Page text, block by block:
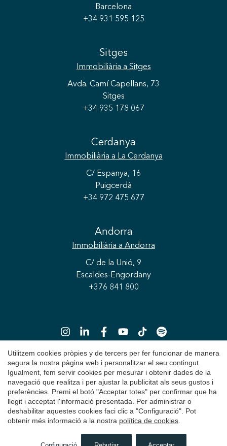
Barcelona
+34 931 595 125
Sitges
Immobiliària a Sitges
Avda. Camí Capellans, 73
Sitges
+34 935 178 067
Cerdanya
Immobiliària a La Cerdanya
C/ Espanya, 16
Puigcerdà
+34 972 475 677
Andorra
Immobiliària a Andorra
C/ de la Unió, 9
Escaldes-Engordany
+376 841 800
Copyright 2026 © Durán Carasso
Avís Legal
Política de Privacitat
Utilitzem cookies pròpies y de tercers per fer funcionar de manera
segura la nostra pàgina web i personalitzar el seu contingut.
Igualment, fem servir cookies per mesurar i obtenir dades de la
navegació que realitza i per ajustar la publicitat als seus gustos i
preferències. Premi el botó "Acceptar totes" per confirmar que ha
llegit i acceptat l'informació presentada. Per administrar o
deshabilitar aquestes cookies faci clic a "Configuració". Pot
obtenir més informació a la nostra política de cookies.
Guardar configuració Acceptar totes